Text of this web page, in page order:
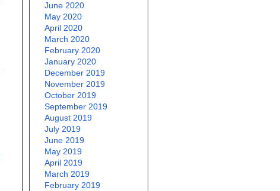
June 2020
May 2020
April 2020
March 2020
February 2020
January 2020
December 2019
November 2019
October 2019
September 2019
August 2019
July 2019
June 2019
May 2019
April 2019
March 2019
February 2019